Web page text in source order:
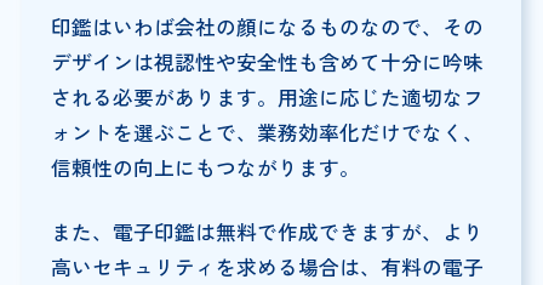
印鑑はいわば会社の顔になるものなので、その
デザインは視認性や安全性も含めて十分に吟味
される必要があります。用途に応じた適切なフ
ォントを選ぶことで、業務効率化だけでなく、
信頼性の向上にもつながります。
また、電子印鑑は無料で作成できますが、より
高いセキュリティを求める場合は、有料の電子